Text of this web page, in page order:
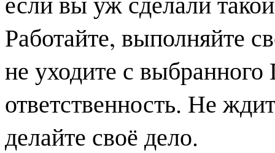
Работайте, выполняйте
не уходите с
ответственность. Не
делайте своё дело.